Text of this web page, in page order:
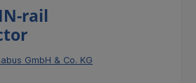
rail